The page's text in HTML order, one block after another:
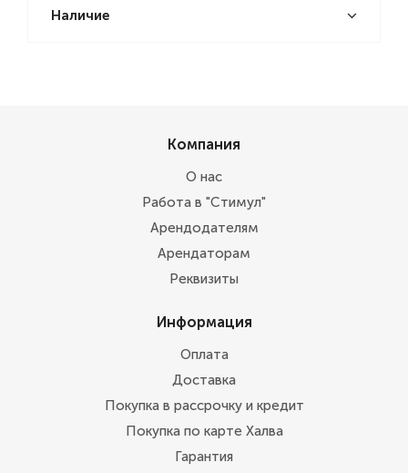
Наличие
Компания
О нас
Работа в "Стимул"
Арендодателям
Арендаторам
Реквизиты
Информация
Оплата
Доставка
Покупка в рассрочку и кредит
Покупка по карте Халва
Гарантия